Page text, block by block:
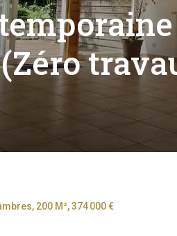
200 M², 374 000 €